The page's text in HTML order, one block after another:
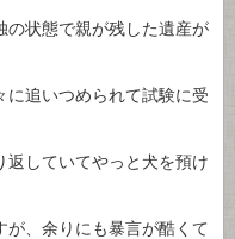
の状態で親が残した遺産が
に追いつめられて試験に受
返していてやっと犬を預け
が、余りにも暴言が酷くて